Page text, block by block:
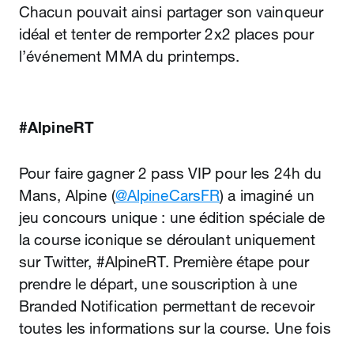
Chacun pouvait ainsi partager son vainqueur
idéal et tenter de remporter 2x2 places pour
l’événement MMA du printemps.
#AlpineRT
Pour faire gagner 2 pass VIP pour les 24h du
Mans, Alpine (@AlpineCarsFR) a imaginé un
jeu concours unique : une édition spéciale de
la course iconique se déroulant uniquement
sur Twitter, #AlpineRT. Première étape pour
prendre le départ, une souscription à une
Branded Notification permettant de recevoir
toutes les informations sur la course. Une fois